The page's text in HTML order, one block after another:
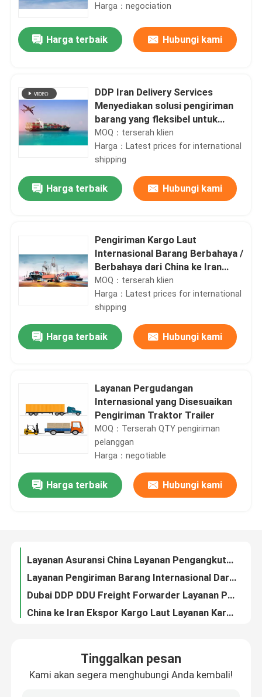
Video
Hubungi Kami
Minta Kutipan
Layanan Pengiriman Barang Internasional
Harga：negociation
Harga terbaik Hubungi kami
DDP Iran Delivery Services
Menyediakan solusi pengiriman
barang yang fleksibel untuk
pengiriman barang
udara/kontainer dari Cina ke Iran
MOQ：terserah klien
Harga：Latest prices for international
shipping
Harga terbaik Hubungi kami
Pengiriman Kargo Laut
Internasional Barang Berbahaya /
Berbahaya dari China ke Iran
Qatar Thailand Malaysia Timur
Selatan UEA
MOQ：terserah klien
Harga：Latest prices for international
shipping
Harga terbaik Hubungi kami
Layanan Pergudangan
Internasional yang Disesuaikan
Pengiriman Traktor Trailer
MOQ：Terserah QTY pengiriman
pelanggan
Harga：negotiable
Harga terbaik Hubungi kami
DDP Layanan Inspeksi Pengiriman Dari Pintu ke Pintu dari China ke Pakistan
DDP Air Cargo Door To Door Service ke Uni Emirat Arab Dubai dari Cina
Tinggalkan pesan
Kami akan segera menghubungi Anda kembali!